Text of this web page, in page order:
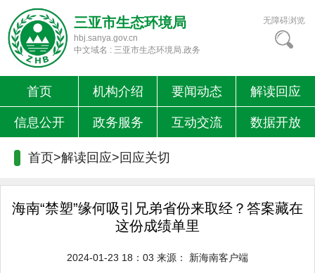
三亚市生态环境局
hbj.sanya.gov.cn
中文域名 : 三亚市生态环境局.政务
无障碍浏览
首页 机构介绍 要闻动态 解读回应
信息公开 政务服务 互动交流 数据开放
首页>解读回应> 回应关切
海南“禁塑”缘何吸引兄弟省份来取经？答案藏在
这份成绩单里
2024-01-23 18：03 来源： 新海南客户端